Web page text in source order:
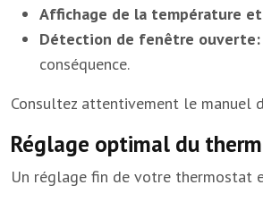
Affichage de la température
Détection de fenêtre ouverte:
conséquence.
Consultez attentivement le manuel
Réglage optimal du
Un réglage fin de votre thermostat